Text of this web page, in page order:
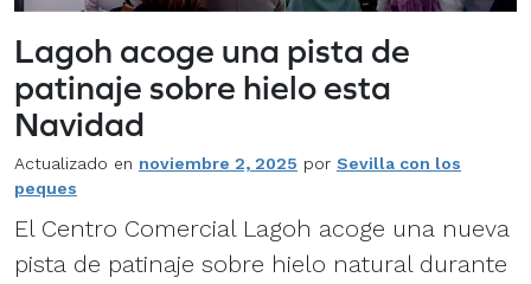
Lagoh acoge una pista de
patinaje sobre hielo esta
Navidad
Actualizado en noviembre 2, 2025 por Sevilla con los
peques
El Centro Comercial Lagoh acoge una nueva
pista de patinaje sobre hielo natural durante